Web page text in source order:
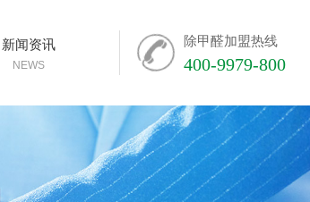
除甲醛加盟热线
400-9979-800
新闻资讯
NEWS